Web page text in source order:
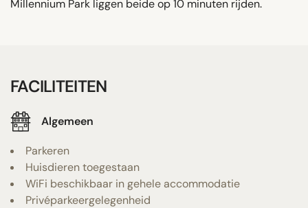
Millennium Park liggen beide op 10 minuten rijden.
FACILITEITEN
Algemeen
Parkeren
Huisdieren toegestaan
WiFi beschikbaar in gehele accommodatie
Privéparkeergelegenheid